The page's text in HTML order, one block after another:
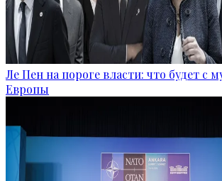
Ле Пен на пороге власти: что будет с
Европы